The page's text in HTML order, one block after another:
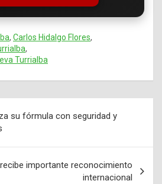
, Carlos Hidalgo Flores,
,
Turrialba
su fórmula con seguridad y
importante reconocimiento
internacional